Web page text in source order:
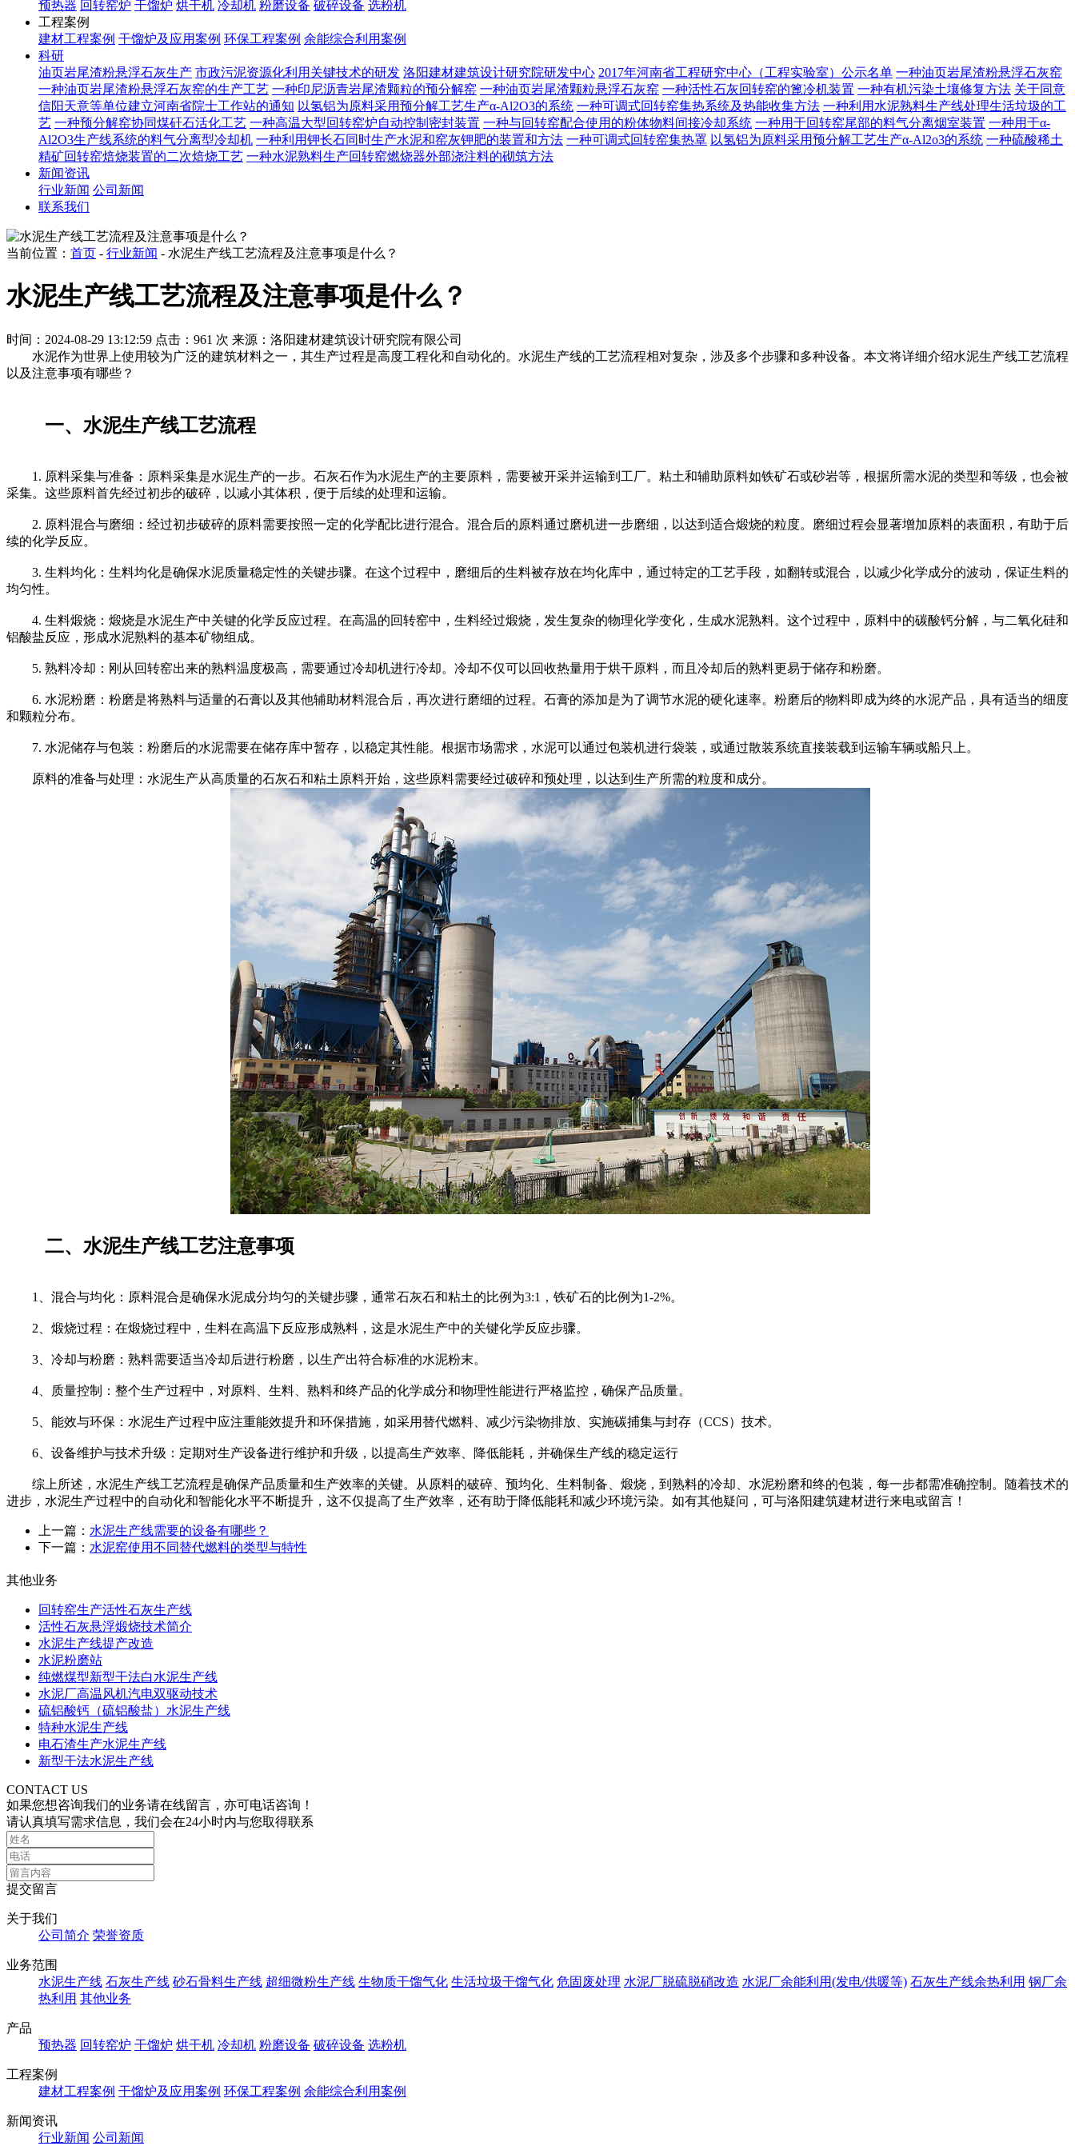
预热器 回转窑炉 干馏炉 烘干机 冷却机 粉磨设备 破碎设备 选粉机
工程案例
建材工程案例 干馏炉及应用案例 环保工程案例 余能综合利用案例
科研
油页岩尾渣粉悬浮石灰生产 市政污泥资源化利用关键技术的研发 洛阳建材建筑设计研究院研发中心 2017年河南省工程研究中心（工程实验室）公示名单 一种油页岩尾渣粉悬浮石灰窑
一种油页岩尾渣粉悬浮石灰窑的生产工艺 一种印尼沥青岩尾渣颗粒的预分解窑 一种油页岩尾渣颗粒悬浮石灰窑 一种活性石灰回转窑的篦冷机装置 一种有机污染土壤修复方法 关于同意
信阳天意等单位建立河南省院士工作站的通知 以氢铝为原料采用预分解工艺生产α-Al2O3的系统 一种可调式回转窑集热系统及热能收集方法 一种利用水泥熟料生产线处理生活垃圾的工
艺 一种预分解窑协同煤矸石活化工艺 一种高温大型回转窑炉自动控制密封装置 一种与回转窑配合使用的粉体物料间接冷却系统 一种用于回转窑尾部的料气分离烟室装置 一种用于α-
Al2O3生产线系统的料气分离型冷却机 一种利用钾长石同时生产水泥和窑灰钾肥的装置和方法 一种可调式回转窑集热罩 以氢铝为原料采用预分解工艺生产α-Al2o3的系统 一种硫酸稀土
精矿回转窑焙烧装置的二次焙烧工艺 一种水泥熟料生产回转窑燃烧器外部浇注料的砌筑方法
新闻资讯
行业新闻 公司新闻
联系我们
当前位置： 首页 - 行业新闻 - 水泥生产线工艺流程及注意事项是什么？
水泥生产线工艺流程及注意事项是什么？
时间：2024-08-29 13:12:59 点击：961 次 来源：洛阳建材建筑设计研究院有限公司
水泥作为世界上使用较为广泛的建筑材料之一，其生产过程是高度工程化和自动化的。水泥生产线的工艺流程相对复杂，涉及多个步骤和多种设备。本文将详细介绍水泥生产线工艺流程
以及注意事项有哪些？
一、水泥生产线工艺流程
1. 原料采集与准备：原料采集是水泥生产的一步。石灰石作为水泥生产的主要原料，需要被开采并运输到工厂。粘土和辅助原料如铁矿石或砂岩等，根据所需水泥的类型和等级，也会被
采集。这些原料首先经过初步的破碎，以减小其体积，便于后续的处理和运输。
2. 原料混合与磨细：经过初步破碎的原料需要按照一定的化学配比进行混合。混合后的原料通过磨机进一步磨细，以达到适合煅烧的粒度。磨细过程会显著增加原料的表面积，有助于后
续的化学反应。
3. 生料均化：生料均化是确保水泥质量稳定性的关键步骤。在这个过程中，磨细后的生料被存放在均化库中，通过特定的工艺手段，如翻转或混合，以减少化学成分的波动，保证生料的
均匀性。
4. 生料煅烧：煅烧是水泥生产中关键的化学反应过程。在高温的回转窑中，生料经过煅烧，发生复杂的物理化学变化，生成水泥熟料。这个过程中，原料中的碳酸钙分解，与二氧化硅和
铝酸盐反应，形成水泥熟料的基本矿物组成。
5. 熟料冷却：刚从回转窑出来的熟料温度极高，需要通过冷却机进行冷却。冷却不仅可以回收热量用于烘干原料，而且冷却后的熟料更易于储存和粉磨。
6. 水泥粉磨：粉磨是将熟料与适量的石膏以及其他辅助材料混合后，再次进行磨细的过程。石膏的添加是为了调节水泥的硬化速率。粉磨后的物料即成为终的水泥产品，具有适当的细度
和颗粒分布。
7. 水泥储存与包装：粉磨后的水泥需要在储存库中暂存，以稳定其性能。根据市场需求，水泥可以通过包装机进行袋装，或通过散装系统直接装载到运输车辆或船只上。
原料的准备与处理：水泥生产从高质量的石灰石和粘土原料开始，这些原料需要经过破碎和预处理，以达到生产所需的粒度和成分。
二、水泥生产线工艺注意事项
1、混合与均化：原料混合是确保水泥成分均匀的关键步骤，通常石灰石和粘土的比例为3:1，铁矿石的比例为1-2%。
2、煅烧过程：在煅烧过程中，生料在高温下反应形成熟料，这是水泥生产中的关键化学反应步骤。
3、冷却与粉磨：熟料需要适当冷却后进行粉磨，以生产出符合标准的水泥粉末。
4、质量控制：整个生产过程中，对原料、生料、熟料和终产品的化学成分和物理性能进行严格监控，确保产品质量。
5、能效与环保：水泥生产过程中应注重能效提升和环保措施，如采用替代燃料、减少污染物排放、实施碳捕集与封存（CCS）技术。
6、设备维护与技术升级：定期对生产设备进行维护和升级，以提高生产效率、降低能耗，并确保生产线的稳定运行
综上所述，水泥生产线工艺流程是确保产品质量和生产效率的关键。从原料的破碎、预均化、生料制备、煅烧，到熟料的冷却、水泥粉磨和终的包装，每一步都需准确控制。随着技术的
进步，水泥生产过程中的自动化和智能化水平不断提升，这不仅提高了生产效率，还有助于降低能耗和减少环境污染。如有其他疑问，可与洛阳建筑建材进行来电或留言！
上一篇： 水泥生产线需要的设备有哪些？
下一篇： 水泥窑使用不同替代燃料的类型与特性
其他业务
回转窑生产活性石灰生产线
活性石灰悬浮煅烧技术简介
水泥生产线提产改造
水泥粉磨站
纯燃煤型新型干法白水泥生产线
水泥厂高温风机汽电双驱动技术
硫铝酸钙（硫铝酸盐）水泥生产线
特种水泥生产线
电石渣生产水泥生产线
新型干法水泥生产线
CONTACT US
如果您想咨询我们的业务请在线留言，亦可电话咨询！
请认真填写需求信息，我们会在24小时内与您取得联系
提交留言
关于我们
公司简介 荣誉资质
业务范围
水泥生产线 石灰生产线 砂石骨料生产线 超细微粉生产线 生物质干馏气化 生活垃圾干馏气化 危固废处理 水泥厂脱硫脱硝改造 水泥厂余能利用(发电/供暖等) 石灰生产线余热利用 钢厂余
热利用 其他业务
产品
预热器 回转窑炉 干馏炉 烘干机 冷却机 粉磨设备 破碎设备 选粉机
工程案例
建材工程案例 干馏炉及应用案例 环保工程案例 余能综合利用案例
新闻资讯
行业新闻 公司新闻